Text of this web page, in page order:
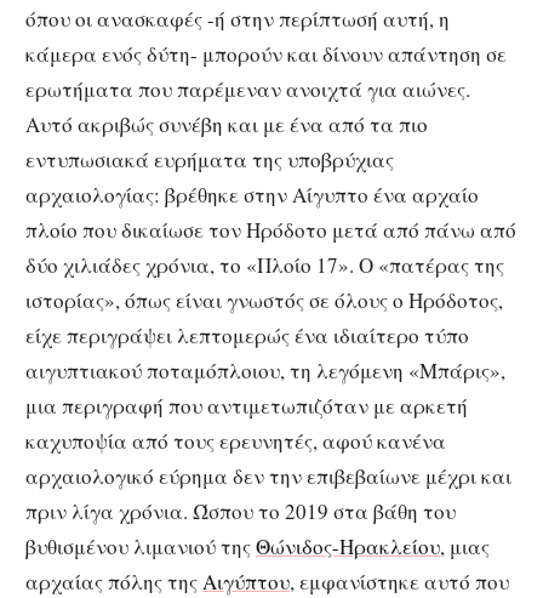
όπου οι ανασκαφές -ή στην περίπτωσή αυτή, η
κάμερα ενός δύτη- μπορούν και δίνουν απάντηση σε
ερωτήματα που παρέμεναν ανοιχτά για αιώνες.
Αυτό ακριβώς συνέβη και με ένα από τα πιο
εντυπωσιακά ευρήματα της υποβρύχιας
αρχαιολογίας: βρέθηκε στην Αίγυπτο ένα αρχαίο
πλοίο που δικαίωσε τον Ηρόδοτο μετά από πάνω από
δύο χιλιάδες χρόνια, το «Πλοίο 17». Ο «πατέρας της
ιστορίας», όπως είναι γνωστός σε όλους ο Ηρόδοτος,
είχε περιγράψει λεπτομερώς ένα ιδιαίτερο τύπο
αιγυπτιακού ποταμόπλοιου, τη λεγόμενη «Μπάρις»,
μια περιγραφή που αντιμετωπιζόταν με αρκετή
καχυποψία από τους ερευνητές, αφού κανένα
αρχαιολογικό εύρημα δεν την επιβεβαίωνε μέχρι και
πριν λίγα χρόνια. Ώσπου το 2019 στα βάθη του
βυθισμένου λιμανιού τηςΘώνιδος-Ηρακλείου, μιας
αρχαίας πόλης τηςΑιγύπτου, εμφανίστηκε αυτό που